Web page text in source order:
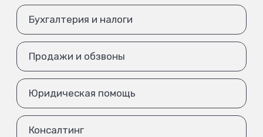
Бухгалтерия и налоги
Продажи и обзвоны
Юридическая помощь
Консалтинг